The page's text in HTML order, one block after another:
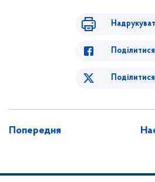
Поділитися
Поділитися
Попередня